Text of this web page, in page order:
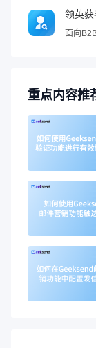
领英获
面向
重点内容推